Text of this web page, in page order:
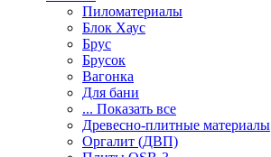
Пиломатериалы
Блок Хаус
Брус
Брусок
Вагонка
Для бани
... Показать все
Древесно-плитные материалы
Оргалит (ДВП)